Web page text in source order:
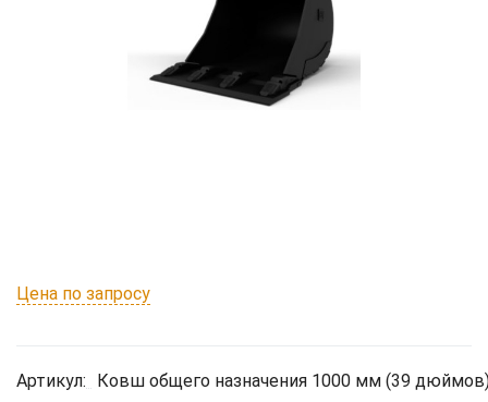
Цена по запросу
Артикул: Ковш общего назначения 1000 мм (39